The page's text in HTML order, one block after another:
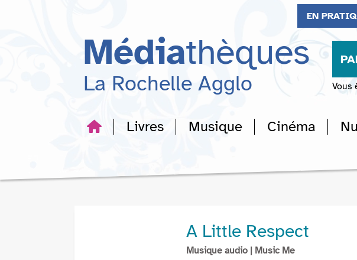
recherche
EN
Médiathèques
La Rochelle Agglo Vous
Livres Musique Cinéma
A Little Respect
Musique audio | Music Me